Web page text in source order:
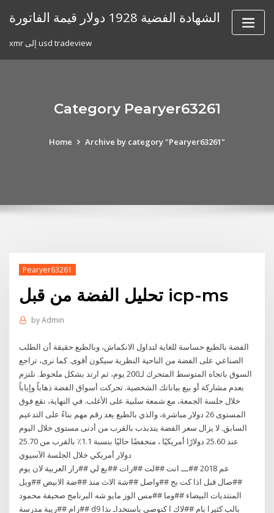
الشهادة الفضية 1928 دولار قيمة الفاتورة
xmr إلى usd tradeview
Category Pearyer63261
Home Archive by category "Pearyer63261"
Pearyer63261
تحليل الفضة من قبل icp-ms
byAdmin
الفضة بالطبع حساسة للغاية لتداول الانكماش، وبالطبع حقيقة أن الطلب
الصناعي على الفضة من الناحية النظرية سيكون أقوى. كما نرى، تراجع
السوق باتجاه المتوسط المتحرك لـ200 يوم، ثم ارتد بشكل ملحوظ. نلتزم
بعدم مشاركة أو بيع بياناتك الشخصية. تحركت أسواق الفضة ذهاباً وإياباً
خلال جلسة الجمعة، مع شمعة سلبية على الأغلب. في النهاية، نقع فوق
المستوى 26 دولار مباشرة، والذي بالطبع يعد رقم مهم بناءً على التدعيم
السابق. لا يزال سعر الفضة يتذبذب بالقرب من أدنى مستوى خلال اليوم
عند 25.60 دولارًا أمريكيًا ، منخفضًا حاليًا بنسبة 1.1٪ بالقرب من 25.70
دولار أمريكي خلال الجلسة الآسيوي
عم 2018 ##ـــ انت ##لت ##رات ##بع لي ##رار العربية لان يوم
##صال قبل اذا كت بح ##واصل ##شة الاث منذ ##ضة الابيض ##ويل
المنتديات البيضاء ##وما ##مس الوز مايو شه البرنامج صحيفة محمود
##زام ##ريبة مدرسة d9 بالب كثيرا بام ##لاك ا كنوصى باستخداـ ىذا